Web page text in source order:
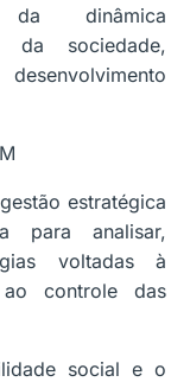
da dinâmica
da sociedade,
estratégica
para analisar,
voltadas à
controle das
social e o